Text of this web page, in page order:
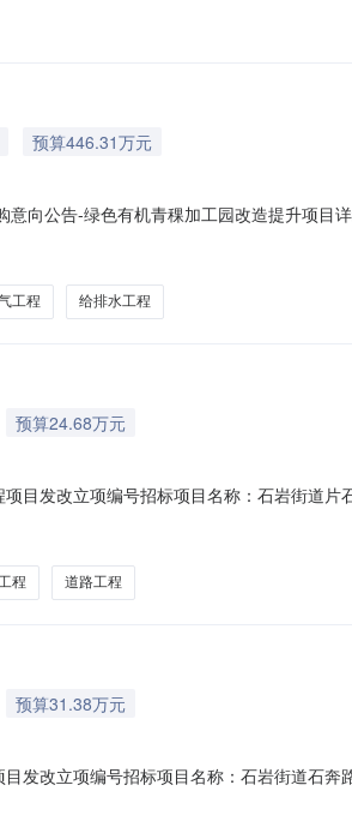
预算446.31万元
向公告-绿色有机青稞加工园改造提升项
批主要功能或目标:改造2#厂房青稞膨化麦
工程 给排水工程
预算24.68万元
目发改立项编号招标项目名称：石岩街道
否采用BIM评审方式招标：否预计招标时间
程 道路工程
预算31.38万元
发改立项编号招标项目名称：石岩街道石